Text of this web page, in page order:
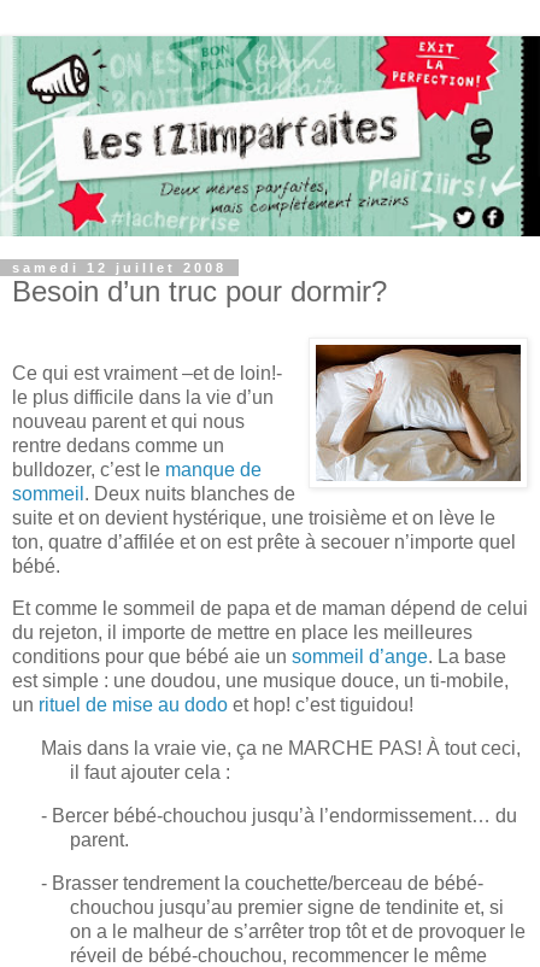
samedi 12 juillet 2008
Besoin d’un truc pour dormir?
Ce qui est vraiment –et de loin!-
le plus difficile dans la vie d’un
nouveau parent et qui nous
rentre dedans comme un
bulldozer, c’est le manque de
sommeil . Deux nuits blanches de
suite et on devient hystérique, une troisième et on lève le
ton, quatre d’affilée et on est prête à secouer n’importe quel
bébé.
Et comme le sommeil de papa et de maman dépend de celui
du rejeton, il importe de mettre en place les meilleures
conditions pour que bébé aie un sommeil d’ange. La base
est simple : une doudou, une musique douce, un ti-mobile,
un rituel de mise au dodo et hop! c’est tiguidou!
Mais dans la vraie vie, ça ne MARCHE PAS! À tout ceci,
il faut ajouter cela :
- Bercer bébé-chouchou jusqu’à l’endormissement… du
parent.
- Brasser tendrement la couchette/berceau de bébé-
chouchou jusqu’au premier signe de tendinite et, si
on a le malheur de s’arrêter trop tôt et de provoquer le
réveil de bébé-chouchou, recommencer le même